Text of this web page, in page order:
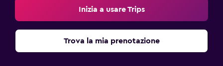
Inizia a usare Trips
Trova la mia prenotazione